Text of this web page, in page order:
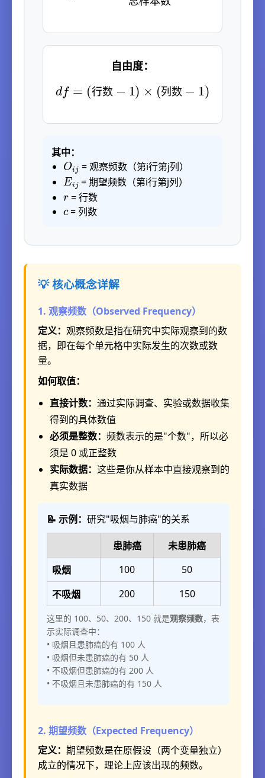
总 数
自由度：
行 数 列 数
=(行数 1)×(列数−
其中：
Oi
= 观察频数（第i行第j列）
Eij
= 期望频数（第i行第j列）
r
= 行数
c
= 列数
💡 核心概念详解
1. 观察频数（Observed Frequency）
定义： 观察频数是指在研究中实际观察到的数
据，即在每个单元格中实际发生的次数或数
量。
如何取值：
直接计数： 通过实际调查、实验或数据收集
得到的具体数值
必须是整数： 频数表示的是"个数"，所以必
须是 0 或正整数
实际数据： 这些是你从样本中直接观察到的
真实数据
📝 示例： 研究"吸烟与肺癌"的关系
患肺癌
未患肺癌
吸烟
100
50
不吸烟
200 150
这里的 100、50、200、150 就是观察频数，表
示实际调查中：
• 吸烟且患肺癌的有 100 人
• 吸烟但未患肺癌的有 50 人
• 不吸烟但患肺癌的有 200 人
• 不吸烟且未患肺癌的有 150 人
2. 期望频数（Expected Frequency）
定义： 期望频数是在原假设（两个变量独立）
成立的情况下，理论上应该出现的频数。